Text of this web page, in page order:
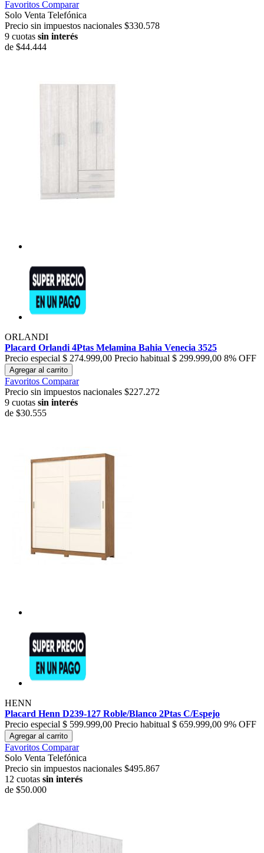
Favoritos Comparar
Solo Venta Telefónica
Precio sin impuestos nacionales $330.578
9 cuotas sin interés
de $44.444
ORLANDI
Placard Orlandi 4Ptas Melamina Bahia Venecia 3525
Precio especial $ 274.999,00 Precio habitual $ 299.999,00 8% OFF
Agregar al carrito
Favoritos Comparar
Precio sin impuestos nacionales $227.272
9 cuotas sin interés
de $30.555
HENN
Placard Henn D239-127 Roble/Blanco 2Ptas C/Espejo
Precio especial $ 599.999,00 Precio habitual $ 659.999,00 9% OFF
Agregar al carrito
Favoritos Comparar
Solo Venta Telefónica
Precio sin impuestos nacionales $495.867
12 cuotas sin interés
de $50.000